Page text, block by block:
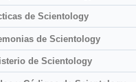
de Scientology
de Scientology
de Scientology